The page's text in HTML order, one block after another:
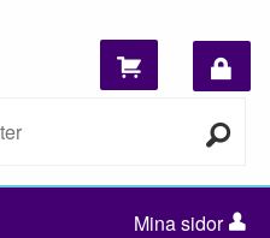
Mina sidor